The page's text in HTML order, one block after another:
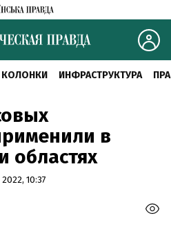
КОЛОНКИ ИНФРАСТРУКТУРА
в
областях
10:37